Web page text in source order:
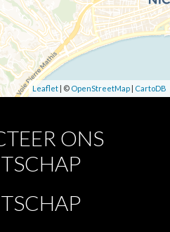
Leaflet | © OpenStreetMap | CartoDB
ONS